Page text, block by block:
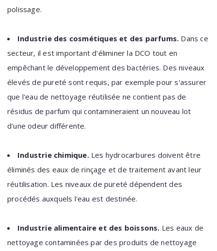
polissage.
Industrie des cosmétiques et des parfums. Dans ce
secteur, il est important d'éliminer la DCO tout en
empêchant le développement des bactéries. Des niveaux
élevés de pureté sont requis, par exemple pour s'assurer
que l'eau de nettoyage réutilisée ne contient pas de
résidus de parfum qui contamineraient un nouveau lot
d'une odeur différente.
Industrie chimique.Les hydrocarbures doivent être
éliminés des eaux de rinçage et de traitement avant leur
réutilisation. Les niveaux de pureté dépendent des
procédés auxquels l'eau est destinée.
Industrie alimentaire et des boissons. Les eaux de
nettoyage contaminées par des produits de nettoyage